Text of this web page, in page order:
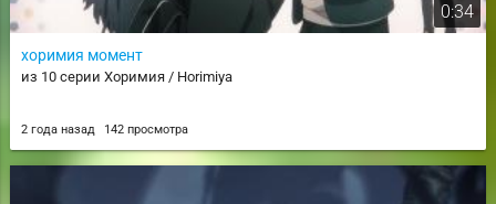
0:34
хоримия момент
из 10 серии Хоримия / Horimiya
2 года назад 142 просмотра